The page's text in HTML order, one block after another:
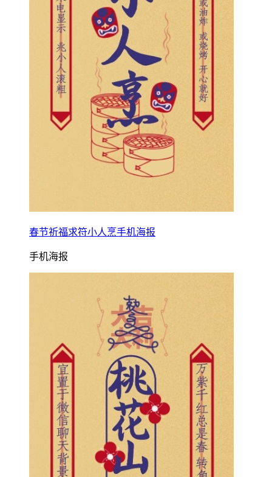
春节祈福求符小人烹手机海报
手机海报